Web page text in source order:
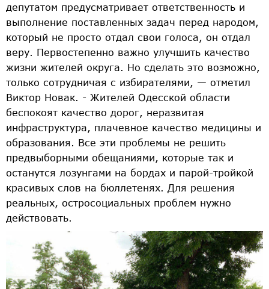
депутатом предусматривает ответственность и
выполнение поставленных задач перед народом,
который не просто отдал свои голоса, он отдал
веру. Первостепенно важно улучшить качество
жизни жителей округа. Но сделать это возможно,
только сотрудничая с избирателями, — отметил
Виктор Новак. - Жителей Одесской области
беспокоят качество дорог, неразвитая
инфраструктура, плачевное качество медицины и
образования. Все эти проблемы не решить
предвыборными обещаниями, которые так и
останутся лозунгами на бордах и парой-тройкой
красивых слов на бюллетенях. Для решения
реальных, остросоциальных проблем нужно
действовать.